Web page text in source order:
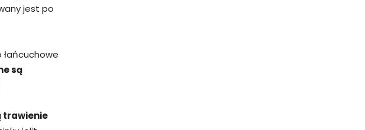
jest po
łańcuchowe
są
trawienie